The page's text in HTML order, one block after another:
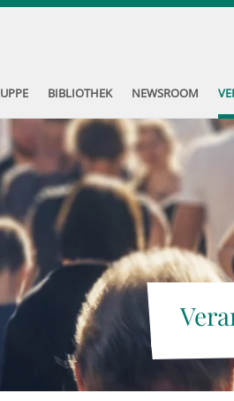
BIBLIOTHEK NEWSROOM